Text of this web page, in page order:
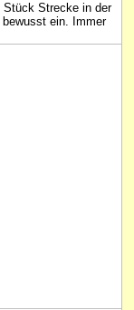
Stück Strecke in der
ein. Immer